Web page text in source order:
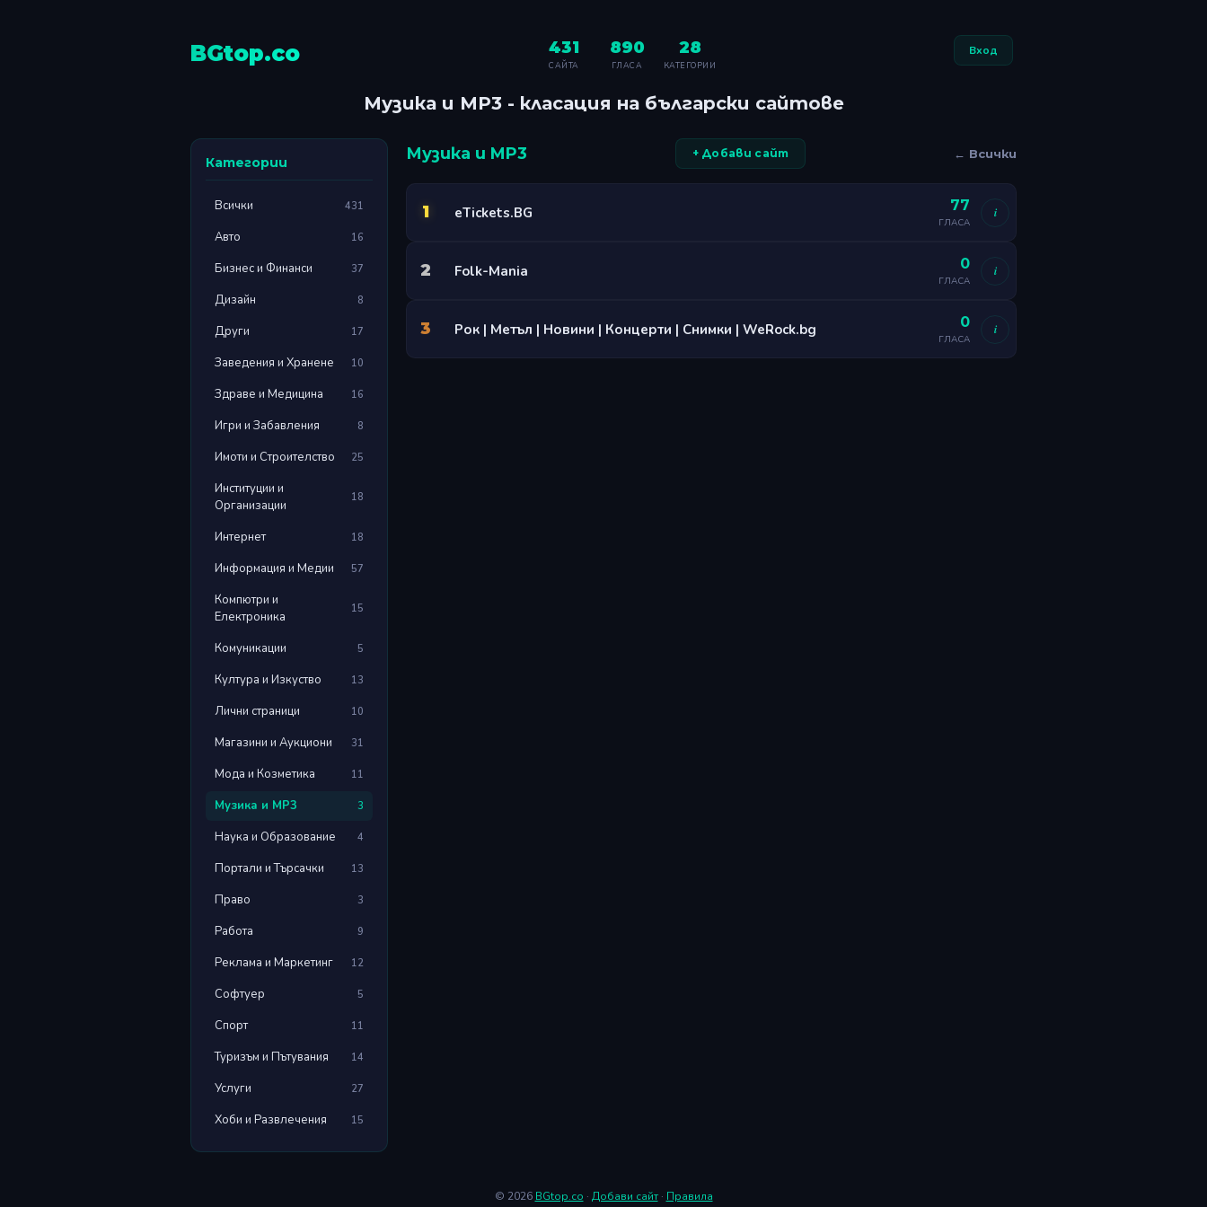
BGtop.co 431
САЙТА
890
ГЛАСА
28
КАТЕГОРИИ
Вход
Музика и MP3 - класация на български сайтове
Категории
Всички 431
Авто 16
Бизнес и Финанси 37
Дизайн 8
Други 17
Заведения и Хранене 10
Здраве и Медицина 16
Игри и Забавления 8
Имоти и Строителство 25
Институции и
Организации
18
Интернет 18
Информация и Медии 57
Компютри и
Електроника
15
Комуникации 5
Култура и Изкуство 13
Лични страници 10
Магазини и Аукциони 31
Мода и Козметика 11
Музика и MP3 3
Наука и Образование 4
Портали и Търсачки 13
Право 3
Работа 9
Реклама и Маркетинг 12
Софтуер 5
Спорт 11
Туризъм и Пътувания 14
Услуги 27
Хоби и Развлечения 15
Музика и MP3 + Добави сайт ← Всички
1 eTickets.BG 77
ГЛАСА
i
2 Folk-Mania 0
ГЛАСА
i
3 Рок | Метъл | Новини | Концерти | Снимки | WeRock.bg 0
ГЛАСА
i
© 2026 BGtop.co · Добави сайт· Правила